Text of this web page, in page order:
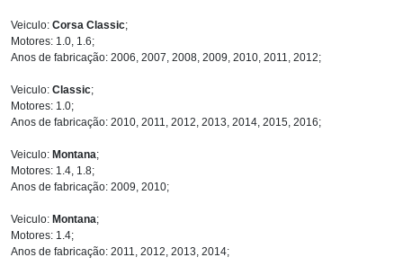
Veiculo: Corsa Classic;
Motores: 1.0, 1.6;
Anos de fabricação: 2006, 2007, 2008, 2009, 2010, 2011, 2012;
Veiculo: Classic;
Motores: 1.0;
Anos de fabricação: 2010, 2011, 2012, 2013, 2014, 2015, 2016;
Veiculo: Montana;
Motores: 1.4, 1.8;
Anos de fabricação: 2009, 2010;
Veiculo: Montana;
Motores: 1.4;
Anos de fabricação: 2011, 2012, 2013, 2014;